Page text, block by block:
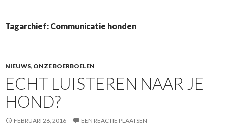
Tagarchief: Communicatie honden
NIEUWS, ONZE BOERBOELEN
ECHT LUISTEREN NAAR JE
HOND?
FEBRUARI 26, 2016 EEN REACTIE PLAATSEN